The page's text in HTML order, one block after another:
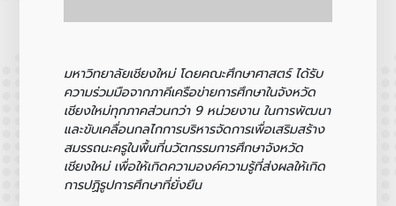
มหาวิทยาลัยเชียงใหม่ โดยคณะศึกษาศาสตร์ ได้รับ
ความร่วมมือจากภาคีเครือข่ายการศึกษาในจังหวัด
เชียงใหม่ทุกภาคส่วนกว่า 9 หน่วยงาน ในการพัฒนา
และขับเคลื่อนกลไกการบริหารจัดการเพื่อเสริมสร้าง
สมรรถนะครูในพื้นที่นวัตกรรมการศึกษาจังหวัด
เชียงใหม่ เพื่อให้เกิดความองค์ความรู้ที่ส่งผลให้เกิด
การปฏิรูปการศึกษาที่ยั่งยืน